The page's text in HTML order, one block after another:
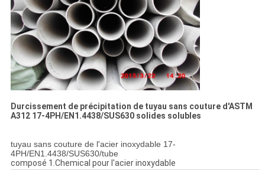
Durcissement de précipitation de tuyau sans couture d'ASTM
A312 17-4PH/EN1.4438/SUS630 solides solubles
tuyau sans couture de l'acier inoxydable 17-
4PH/EN1.4438/SUS630/tube
composé 1.Chemical pour l'acier inoxydable